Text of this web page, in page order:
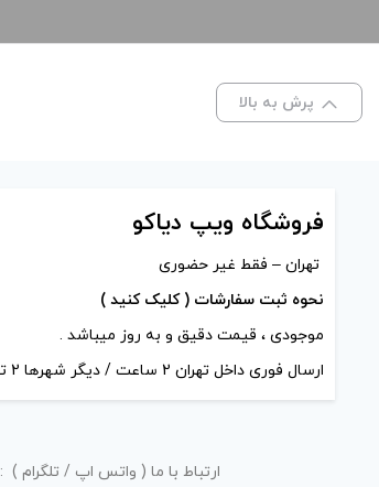
پرش به بالا
فروشگاه ویپ دیاکو
تهران – فقط غیر حضوری
نحوه ثبت سفارشات ( کلیک کنید )
موجودی ، قیمت دقیق و به روز میباشد .
ارسال فوری داخل تهران 2 ساعت / دیگر شهرها 2 تا 4 روز
ارتباط با ما ( واتس اپ / تلگرام ) :